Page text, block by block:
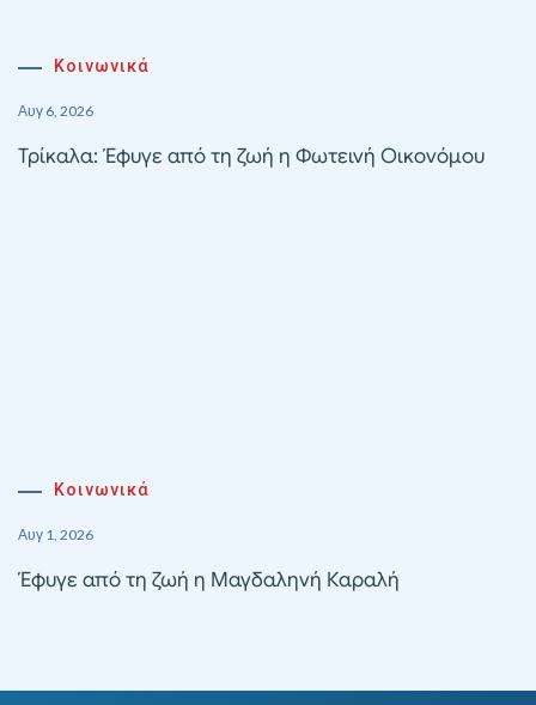
Κοινωνικά
Αυγ 6, 2026
Τρίκαλα: Έφυγε από τη ζωή η Φωτεινή Οικονόμου
Κοινωνικά
Αυγ 1, 2026
Έφυγε από τη ζωή η Μαγδαληνή Καραλή